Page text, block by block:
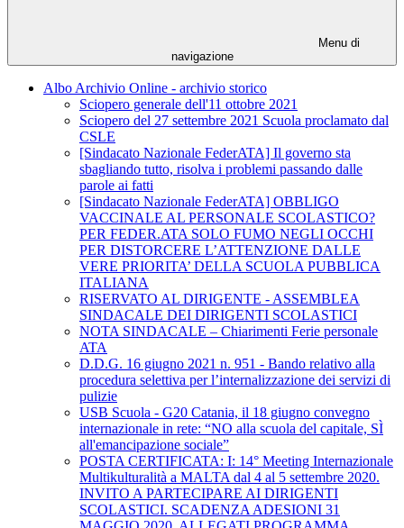
Menu di
navigazione
Albo Archivio Online - archivio storico
Sciopero generale dell'11 ottobre 2021
Sciopero del 27 settembre 2021 Scuola proclamato dal
CSLE
[Sindacato Nazionale FederATA] Il governo sta
sbagliando tutto, risolva i problemi passando dalle
parole ai fatti
[Sindacato Nazionale FederATA] OBBLIGO
VACCINALE AL PERSONALE SCOLASTICO?
PER FEDER.ATA SOLO FUMO NEGLI OCCHI
PER DISTORCERE L’ATTENZIONE DALLE
VERE PRIORITA’ DELLA SCUOLA PUBBLICA
ITALIANA
RISERVATO AL DIRIGENTE - ASSEMBLEA
SINDACALE DEI DIRIGENTI SCOLASTICI
NOTA SINDACALE – Chiarimenti Ferie personale
ATA
D.D.G. 16 giugno 2021 n. 951 - Bando relativo alla
procedura selettiva per l’internalizzazione dei servizi di
pulizie
USB Scuola - G20 Catania, il 18 giugno convegno
internazionale in rete: “NO alla scuola del capitale, SÌ
all'emancipazione sociale”
POSTA CERTIFICATA: I: 14° Meeting Internazionale
Multikulturalità a MALTA dal 4 al 5 settembre 2020.
INVITO A PARTECIPARE AI DIRIGENTI
SCOLASTICI. SCADENZA ADESIONI 31